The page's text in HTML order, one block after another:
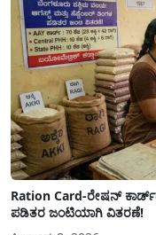
Ration Card-ರೇಷನ್
ಪಡಿತರ ಜಂಟಿಯಾಗಿ ವಿತರಣೆ!